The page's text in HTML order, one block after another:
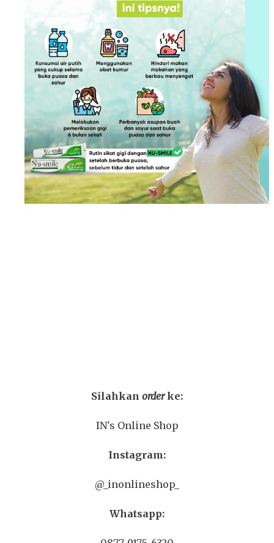
Silahkan orderke:
IN's Online Shop
Instagram:
@_inonlineshop_
Whatsapp: